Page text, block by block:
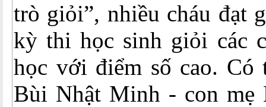
trò giỏi”, nhiều cháu đạt
kỳ thi học sinh giỏi các
học với điểm số cao. Có
Bùi Nhật Minh - con mẹ